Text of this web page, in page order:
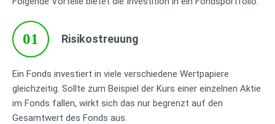
01 Risikostreuung
Ein Fonds investiert in viele verschiedene Wertpapiere
gleichzeitig. Sollte zum Beispiel der Kurs einer einzelnen Aktie
im Fonds fallen, wirkt sich das nur begrenzt auf den
Gesamtwert des Fonds aus.